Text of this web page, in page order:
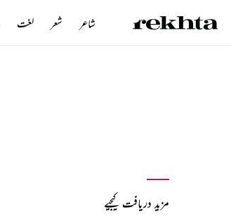
مزید دریافت کیجیے
شاعر شعر لغت